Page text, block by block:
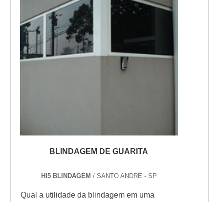
pess...
BLINDAGEM DE GUARITA
HI5 BLINDAGEM / SANTO ANDRÉ - SP
Qual a utilidade da blindagem em uma